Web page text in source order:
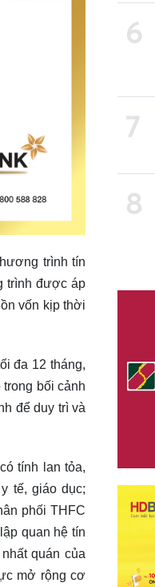
trình tín
trình được áp
vốn kịp thời
đa 12 tháng,
bối cảnh
để duy trì và
tính lan tỏa,
tế, giáo dục;
phối THFC
quan hệ tín
quán của
mở rộng cơ
6
7
8